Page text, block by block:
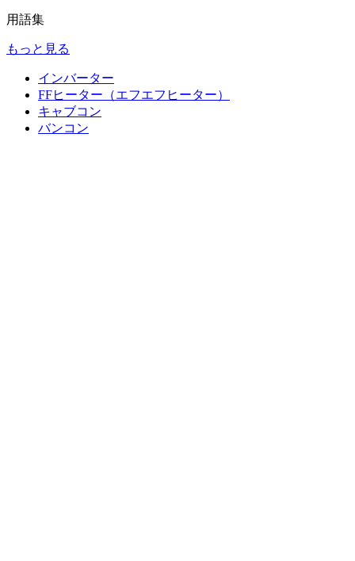
用語集
もっと見る
インバーター
FFヒーター（エフエフヒーター）
キャブコン
バンコン